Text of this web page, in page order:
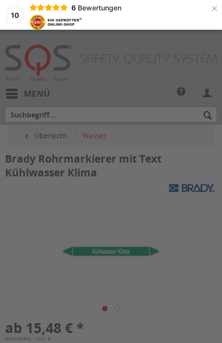
10
6 Bewertungen ×
MENÜ
Übersicht Wasser
Brady Rohrmarkierer mit Text
Kühlwasser Klima
ab 15,48 € *
Nettopreis: 13,01 €